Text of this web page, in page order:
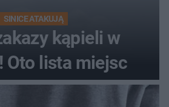
SINICE ATAKUJĄ
kąpieli w
Oto lista miejsc